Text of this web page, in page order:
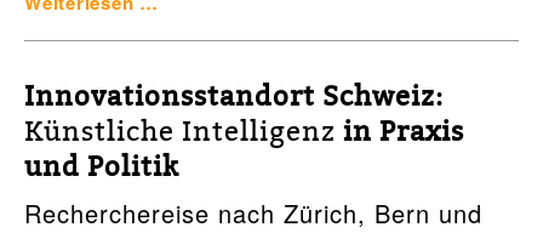
Innovationsstandort Schweiz:
Künstliche Intelligenz in Praxis
und Politik
Recherchereise nach Zürich, Bern und